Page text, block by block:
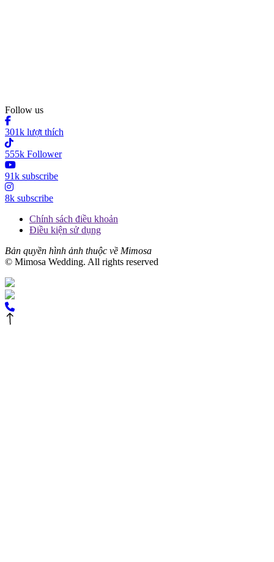
Follow us
301k lượt thích
555k Follower
91k subscribe
8k subscribe
Chính sách điều khoản
Điều kiện sử dụng
Bản quyền hình ảnh thuộc về Mimosa
© Mimosa Wedding. All rights reserved